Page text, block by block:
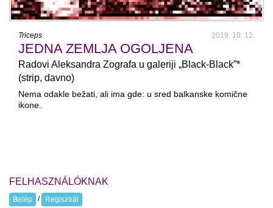
Triceps 2019. 10. 12.
JEDNA ZEMLJA OGOLJENA
Radovi Aleksandra Zografa u galeriji „Black-Black”*
(strip, davno)
Nema odakle bežati, ali ima gde: u sred balkanske komične
ikone.
FELHASZNÁLÓKNAK
Belép / Regisztrál